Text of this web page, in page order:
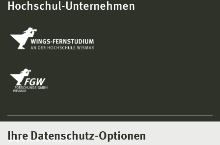
Ihre Datenschutz-Optionen
Hochschul-Unternehmen
Social Media